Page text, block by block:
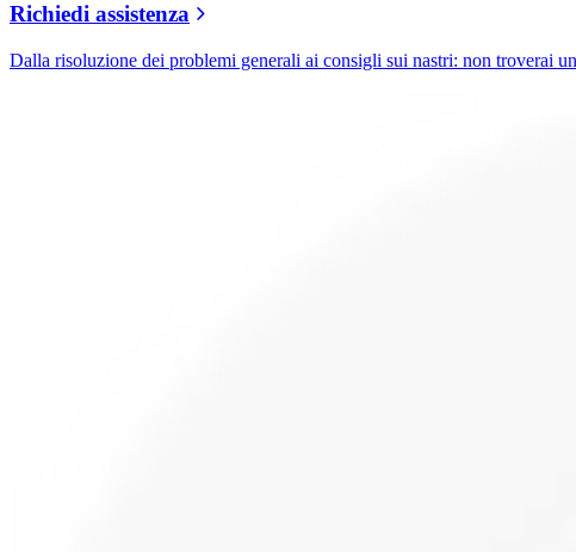
Richiedi assistenza
Dalla risoluzione dei problemi generali ai consigli sui nastri: non troverai